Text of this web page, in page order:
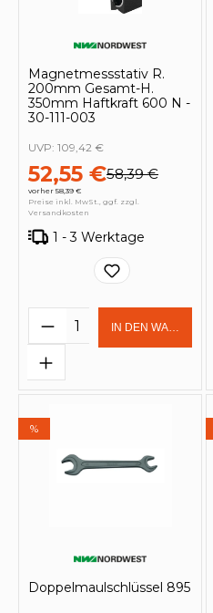
Magnetmessstativ R.
200mm Gesamt-H.
350mm Haftkraft 600 N -
30-111-003
52,55 €58,39 €
vorher 58,39 €
UVP: 109,42 €
Preise inkl. MwSt., ggf. zzgl.
Versandkosten
1 - 3 Werktage
Produkt Anzahl:
IN DEN
%
Doppelmaulschlüssel 895